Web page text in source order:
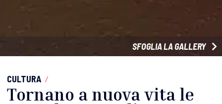
SFOGLIA LA GALLERY
CULTURA /
Tornano a nuova vita le